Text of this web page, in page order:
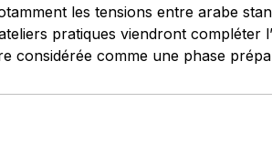
les tensions entre arabe
pratiques viendront compléter
considérée comme une phase